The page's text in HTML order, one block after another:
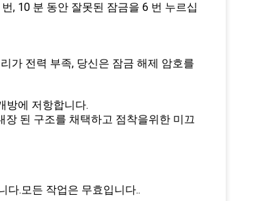
, 10 분 동안 잘못된 잠금을 6 번 누르십
가 전력 부족, 당신은 잠금 해제 암호를
방에 저항합니다.
된 구조를 채택하고 점착을위한 미끄
다.모든 작업은 무효입니다..